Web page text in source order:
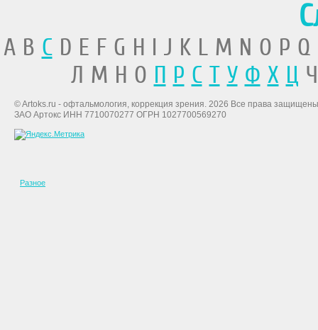
A B CD E F G H I J K L M N O P
Л М Н О П Р С Т У Ф Х Ц
© Artoks.ru - офтальмология, коррекция зрения. 2026 Все права
ЗАО Артокс ИНН 7710070277 ОГРН 1027700569270
Разное